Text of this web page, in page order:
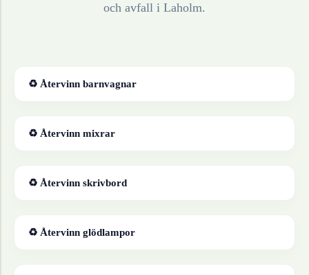
och avfall i Laholm.
♻ Återvinn barnvagnar
♻ Återvinn mixrar
♻ Återvinn skrivbord
♻ Återvinn glödlampor